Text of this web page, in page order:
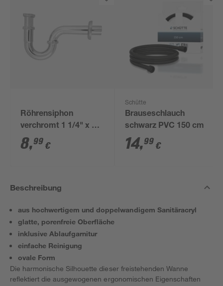
Röhrensiphon
verchromt 1 1/4" x 32
mm
8,99 €
Schütte
Brauseschlauch
schwarz PVC 150 cm
14,99 €
Beschreibung
aus hochwertigem und doppelwandigem Sanitäracryl
glatte, porenfreie Oberfläche
inklusive Ablaufgarnitur
einfache Reinigung
ovale Form
Die harmonische Silhouette dieser freistehenden Wanne
reflektiert die ausgewogenen ergonomischen Eigenschaften